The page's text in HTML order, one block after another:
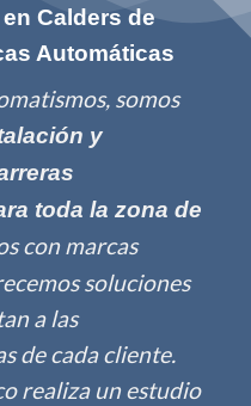
Calders de
Automáticas
somos
y
toda la zona de
con marcas
soluciones
a las
de cada cliente.
realiza un estudio